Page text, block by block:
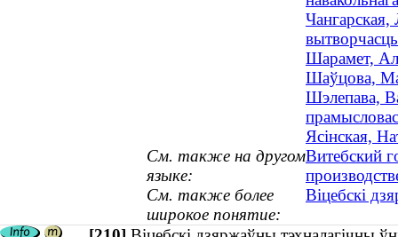
Шарамет,
Шаўцова,
Шэлепава,
Ясінская,
См. также на другом
языке:
Витебский
См. также более
широкое понятие:
Віцебскі